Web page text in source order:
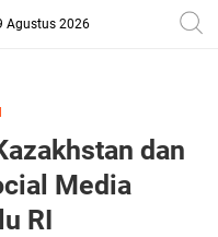
Agustus 2026
dan
Media
RI